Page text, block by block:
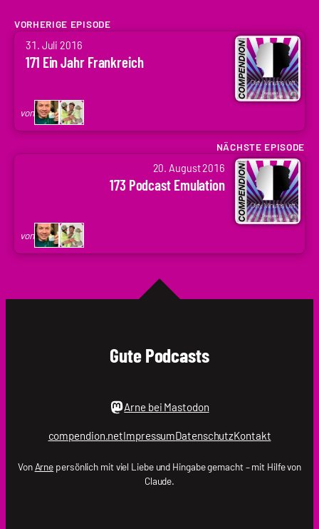
VORHERIGE EPISODE
31. Juli 2016
171 Ein Jahr Frankreich
von
von
Arne
Codenaga,
Holger
NÄCHSTE EPISODE
20. August 2016
173 Podcast Emulation
von
von
Codenaga,
Holger
Gute Podcasts
Arne bei Mastodon
compendion.netImpressumDatenschutzKontakt
VonArne persönlich mit viel Liebe und Hingabe gemacht – mit Hilfe von
Claude.